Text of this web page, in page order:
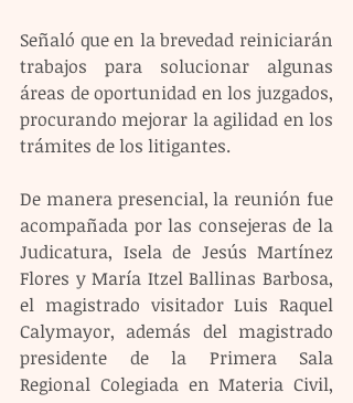
Señaló que en la brevedad reiniciarán
trabajos para solucionar algunas
áreas de oportunidad en los juzgados,
procurando mejorar la agilidad en los
trámites de los litigantes.
De manera presencial, la reunión fue
acompañada por las consejeras de la
Judicatura, Isela de Jesús Martínez
Flores y María Itzel Ballinas Barbosa,
el magistrado visitador Luis Raquel
Calymayor, además del magistrado
presidente de la Primera Sala
Regional Colegiada en Materia Civil,